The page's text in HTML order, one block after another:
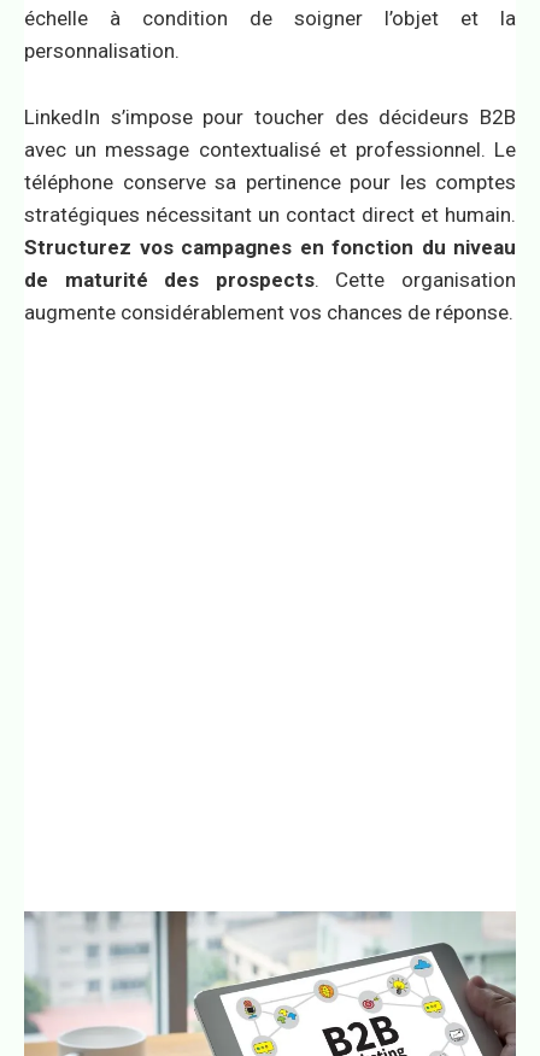
échelle à condition de soigner l’objet et la
personnalisation.
LinkedIn s’impose pour toucher des décideurs B2B
avec un message contextualisé et professionnel. Le
téléphone conserve sa pertinence pour les comptes
stratégiques nécessitant un contact direct et humain.
Structurez vos campagnes en fonction du niveau
de maturité des prospects. Cette organisation
augmente considérablement vos chances de réponse.